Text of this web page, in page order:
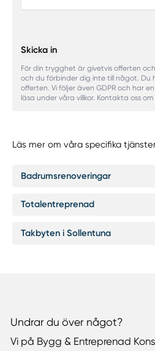
Skicka in
För din trygghet är givetvis offerten
och du förbinder dig inte till något. Du
offerten. Vi följer även GDPR och har
läsa under våra villkor. Kontakta oss
Läs mer om våra specifika
Badrumsrenoveringar
Totalentreprenad
Takbyten i Sollentuna
Undrar du över något?
Vi på Bygg & Entreprenad